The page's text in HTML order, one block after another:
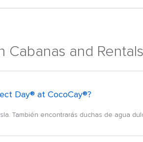
Cabanas and
Day® at CocoCay®?
También encontrarás duchas de agua